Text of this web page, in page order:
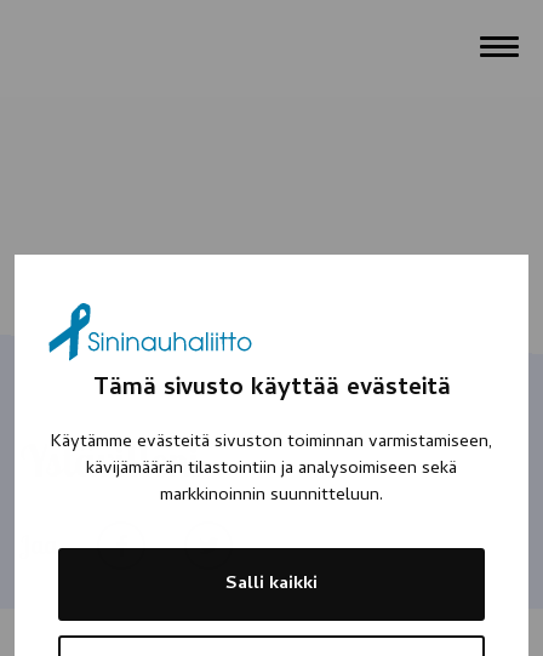
Tämä sivusto käyttää evästeitä
Käytämme evästeitä sivuston toiminnan varmistamiseen,
kävijämäärän tilastointiin ja analysoimiseen sekä
markkinoinnin suunnitteluun.
Salli kaikki
Ystävilleni